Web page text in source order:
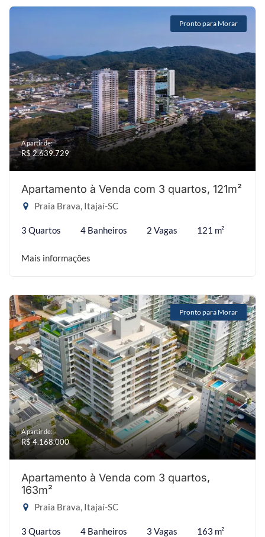
Pronto para Morar
A partir de:
R$ 2.639.729
Apartamento à Venda com 3 quartos, 121m²
Praia Brava, Itajaí-SC
3 Quartos 4 Banheiros 2 Vagas 121 m²
Mais informações
Pronto para Morar
A partir de:
R$ 4.168.000
Apartamento à Venda com 3 quartos,
163m²
Praia Brava, Itajaí-SC
3 Quartos 4 Banheiros 3 Vagas 163 m²